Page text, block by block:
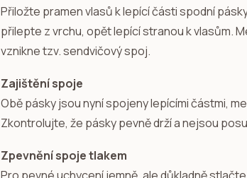
Přiložte pramen vlasů k lepící části spodní
přilepte z vrchu, opět lepící stranou k vlasům.
vznikne tzv. sendvičový spoj.
Zajištění spoje
Obě pásky jsou nyní spojeny lepícími částmi,
Zkontrolujte, že pásky pevně drží a nejsou
Zpevnění spoje tlakem